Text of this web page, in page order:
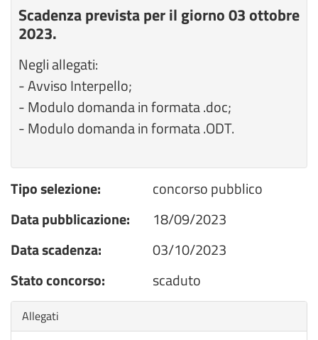
Scadenza prevista per il giorno 03 ottobre
2023.
Negli allegati:
- Avviso Interpello;
- Modulo domanda in formata .doc;
- Modulo domanda in formata .ODT.
Tipo selezione:
concorso pubblico
Data pubblicazione:
18/09/2023
Data scadenza:
03/10/2023
Stato concorso:
scaduto
Nascondi
Allegati